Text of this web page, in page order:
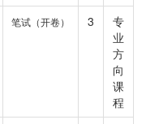
笔试（开卷） 3
专
业
方
向
课
程